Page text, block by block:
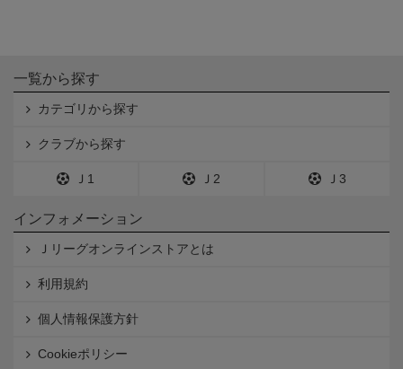
一覧から探す
カテゴリから探す
クラブから探す
Ｊ1 Ｊ2 Ｊ3
インフォメーション
Ｊリーグオンラインストアとは
利用規約
個人情報保護方針
Cookieポリシー